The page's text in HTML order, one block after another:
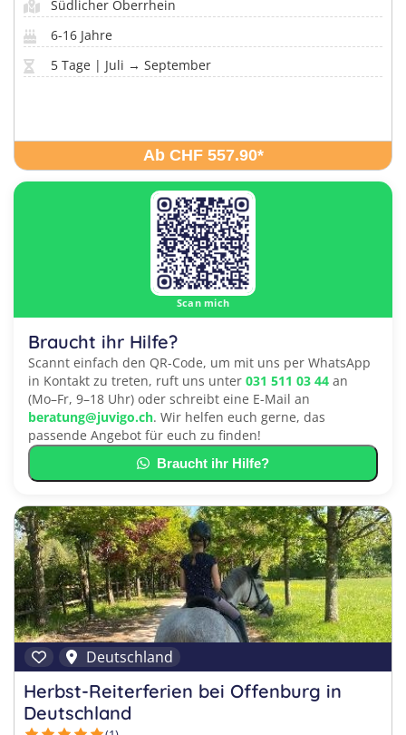
Südlicher Oberrhein
6-16 Jahre
5 Tage | Juli → September
Ab CHF 557.90*
Scan mich
Braucht ihr Hilfe?
Scannt einfach den QR-Code, um mit uns per WhatsApp
in Kontakt zu treten, ruft uns unter 031 511 03 44 an
(Mo–Fr, 9–18 Uhr) oder schreibt eine E-Mail an
beratung@juvigo.ch. Wir helfen euch gerne, das
passende Angebot für euch zu finden!
Braucht ihr Hilfe?
Deutschland
Herbst-Reiterferien bei Offenburg in
Deutschland